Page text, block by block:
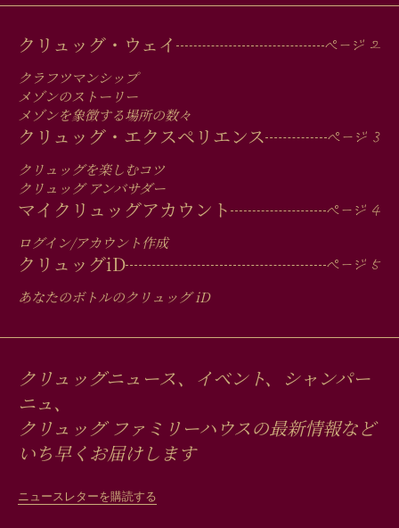
MAIN
MEN
IN
FOOTER
クリュッグ・ウェイ
クラフツマンシップ
メゾンのストーリー
メゾンを象徴する場所の数々
クリュッグ・エクスペリエンス
クリュッグを楽しむコツ
クリュッグ アンバサダー
マイクリュッグアカウント
ログイン/アカウント作成
クリュッグiD
あなたのボトルのクリュッグiD
クリュッグニュース、イベント、シャンパー
ニュ、
クリュッグ ファミリーハウスの最新情報など
いち早くお届けします
ニュースレターを購読する